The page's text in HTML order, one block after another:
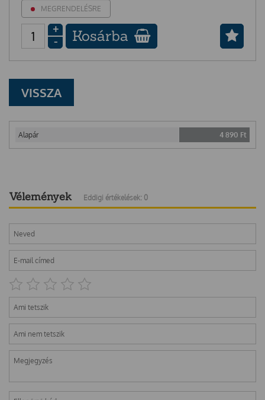
MEGRENDELÉSRE
+
-
Kosárba
VISSZA
Alapár 4 890 Ft
Vélemények Eddigi értékelések: 0